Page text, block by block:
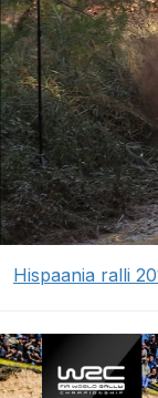
Hispaania ralli